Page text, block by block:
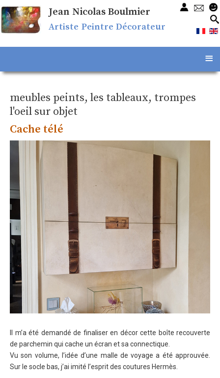
Jean Nicolas Boulmier
Artiste Peintre Décorateur
≡
meubles peints, les tableaux, trompes
l'oeil sur objet
Cache télé
Il m’a été demandé de finaliser en décor cette boîte recouverte
de parchemin qui cache un écran et sa connectique.
Vu son volume, l’idée d’une malle de voyage a été approuvée.
Sur le socle bas, j’ai imité l’esprit des coutures Hermès.